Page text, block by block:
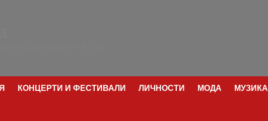
КОНЦЕРТИ И ФЕСТИВАЛИ ЛИЧНОСТИ МОДА МУЗИКА